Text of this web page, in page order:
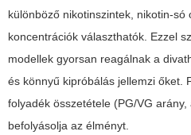
különböző nikotinszintek, nikotin-só
koncentrációk választhatók. Ezzel
modellek gyorsan reagálnak a
és könnyű kipróbálás jellemzi őket.
folyadék összetétele (PG/VG
befolyásolja az élményt.